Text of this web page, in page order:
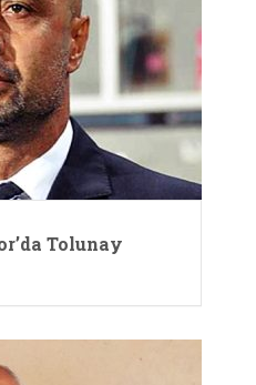
Tolunay